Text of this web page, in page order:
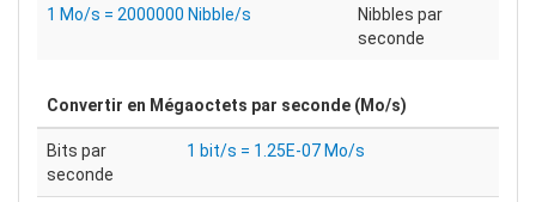
1 Mo/s = 2000000 Nibble/s
Nibbles par
seconde
Convertir en Mégaoctets par seconde (Mo/s)
Bits par
seconde
1 bit/s = 1.25E-07 Mo/s